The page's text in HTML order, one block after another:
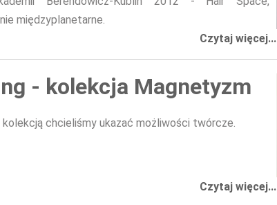
międzyplanetarne.
Czytaj więcej...
- kolekcja Magnetyzm
chcieliśmy ukazać możliwości twórcze.
Czytaj więcej...